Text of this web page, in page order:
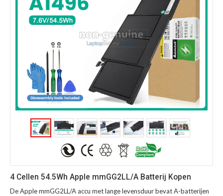
4 Cellen 54.5Wh Apple mmGG2LL/A Batterij Kopen
De Apple mmGG2LL/A accu met lange levensduur bevat A-batterijen